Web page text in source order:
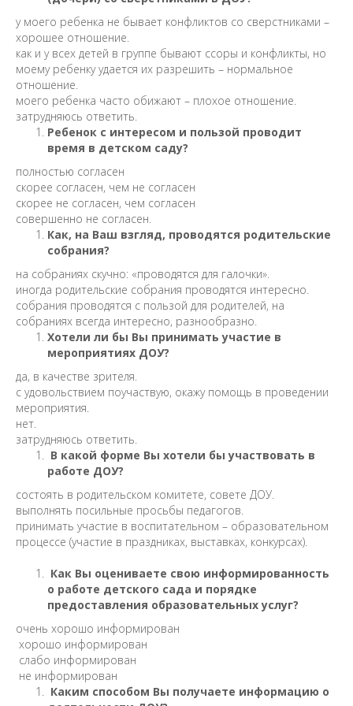
у моего ребенка не бывает конфликтов со сверстниками –
хорошее отношение.
как и у всех детей в группе бывают ссоры и конфликты, но
моему ребенку удается их разрешить – нормальное
отношение.
моего ребенка часто обижают – плохое отношение.
затрудняюсь ответить.
Ребенок с интересом и пользой проводит
время в детском саду?
полностью согласен
скорее согласен, чем не согласен
скорее не согласен, чем согласен
совершенно не согласен.
Как, на Ваш взгляд, проводятся родительские
собрания?
на собраниях скучно: «проводятся для галочки».
иногда родительские собрания проводятся интересно.
собрания проводятся с пользой для родителей, на
собраниях всегда интересно, разнообразно.
Хотели ли бы Вы принимать участие в
мероприятиях ДОУ?
да, в качестве зрителя.
с удовольствием поучаствую, окажу помощь в проведении
мероприятия.
нет.
затрудняюсь ответить.
В какой форме Вы хотели бы участвовать в
работе ДОУ?
состоять в родительском комитете, совете ДОУ.
выполнять посильные просьбы педагогов.
принимать участие в воспитательном – образовательном
процессе (участие в праздниках, выставках, конкурсах).
Как Вы оцениваете свою информированность
о работе детского сада и порядке
предоставления образовательных услуг?
очень хорошо информирован
хорошо информирован
слабо информирован
не информирован
Каким способом Вы получаете информацию о